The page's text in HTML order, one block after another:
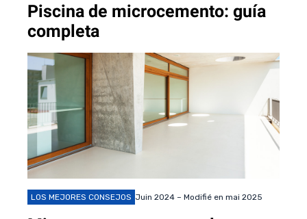
Piscina de microcemento: guía
completa
LOS MEJORES CONSEJOS Juin 2024 – Modifié en mai 2025